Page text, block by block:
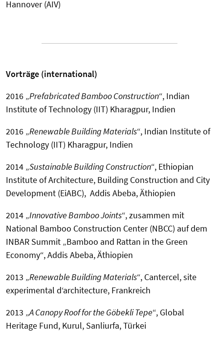
Hannover (AIV)
Vorträge (international)
2016 „Prefabricated Bamboo Construction“, Indian
Institute of Technology (IIT) Kharagpur, Indien
2016 „Renewable Building Materials“, Indian Institute of
Technology (IIT) Kharagpur, Indien
2014 „Sustainable Building Construction“, Ethiopian
Institute of Architecture, Building Construction and City
Development (EiABC), Addis Abeba, Äthiopien
2014 „Innovative Bamboo Joints“, zusammen mit
National Bamboo Construction Center (NBCC) auf dem
INBAR Summit „Bamboo and Rattan in the Green
Economy“, Addis Abeba, Äthiopien
2013 „Renewable Building Materials“, Cantercel, site
experimental d‘architecture, Frankreich
2013 „A Canopy Roof for the Göbekli Tepe“, Global
Heritage Fund, Kurul, Sanliurfa, Türkei